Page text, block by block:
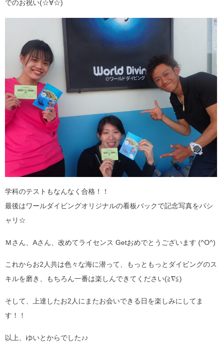
でのお祝い(☆∀☆)
学科のテストもなんなく合格！！
最後はワールダイビングオリジナルの看板バックで記念写真をパシ
ャリ☆
Ｍさん、Aさん、改めてライセンス Getおめでとうございます (^O^)
これからお2人共は色々な海に潜って、もっともっとダイビングのス
キルを磨き、もちろん一番は楽しんできてください(≧∇≦)
そして、上達したお2人にまたお会いできる日を楽しみにしてま
す！！
以上、ゆいとからでした♪♪